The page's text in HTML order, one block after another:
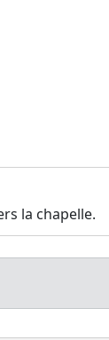
la chapelle.